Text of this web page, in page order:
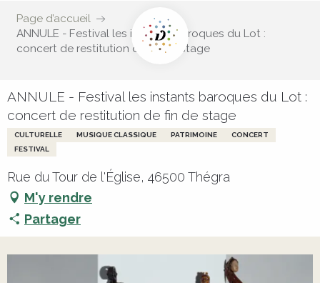
Page d’accueil
ANNULE - Festival les instants baroques du Lot :
concert de restitution de fin de stage
ANNULE - Festival les instants baroques du Lot :
concert de restitution de fin de stage
CULTURELLE MUSIQUE CLASSIQUE PATRIMOINE
CONCERT
FESTIVAL
Rue du Tour de l'Église, 46500 Thégra
M'y rendre
Partager